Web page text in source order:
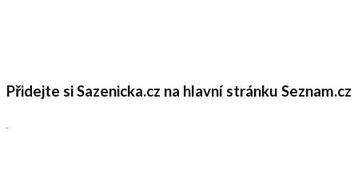
Přidejte si Sazenicka.cz na hlavní stránku Seznam.cz